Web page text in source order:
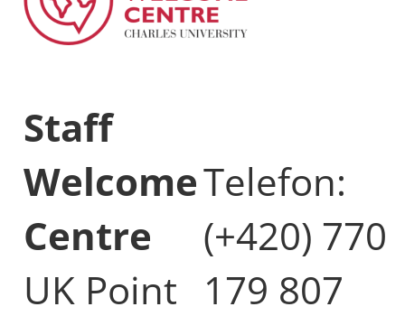
Staff
Welcome
Centre
UK Point
Telefon:
(+420) 770
179 807